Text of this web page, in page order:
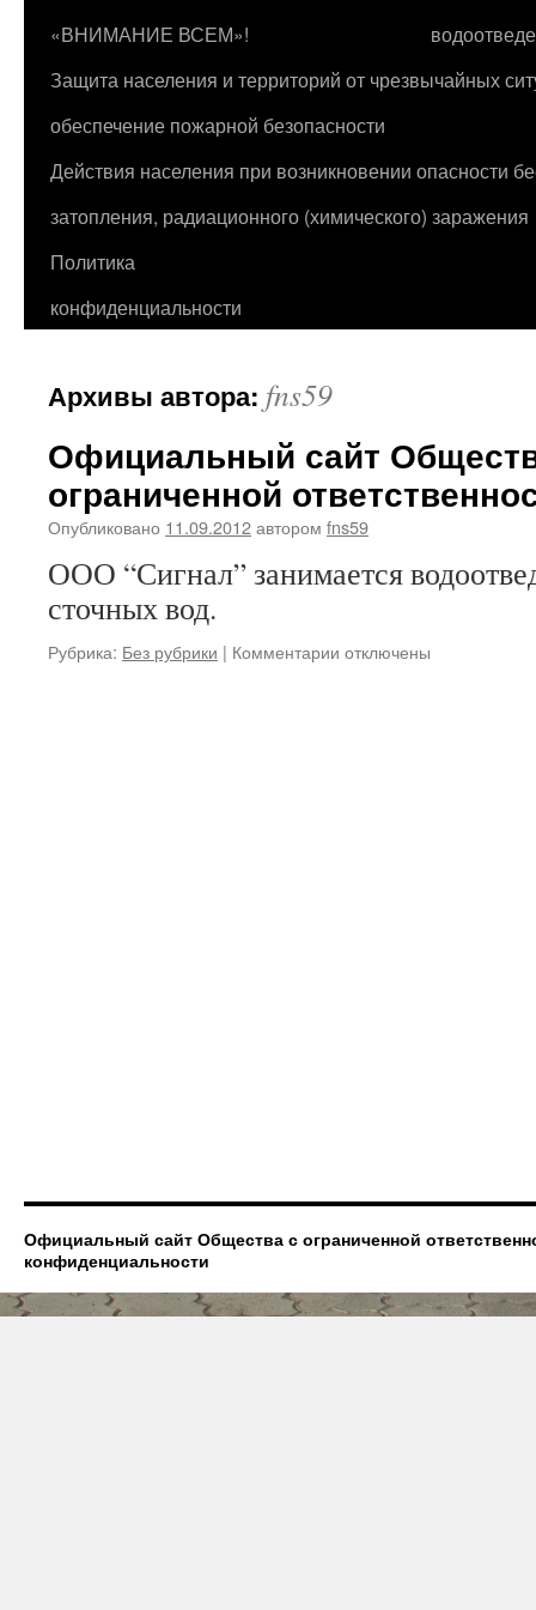
«ВНИМАНИЕ ВСЕМ»!
Защита населения и территорий от чрезвычайных
обеспечение пожарной безопасности
Действия населения при возникновении опасности
затопления, радиационного (химического) заражения
Политика
конфиденциальности
Архивы автора: fns59
Официальный сайт
ограниченной
Опубликовано 11.09.2012автором fns59
ООО “Сигнал” занимается
сточных вод.
Рубрика: Без рубрики | Комментарии котключены
Официальный сайт Общества с ограниченной
конфиденциальности